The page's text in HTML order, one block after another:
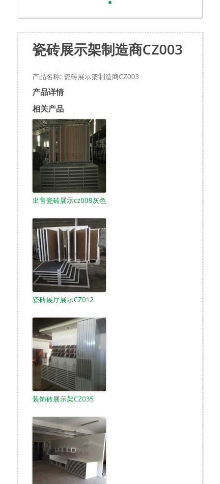
瓷砖展示架制造商CZ003
产品名称: 瓷砖展示架制造商CZ003
产品详情
相关产品
出售瓷砖展示cz008灰色
瓷砖展厅展示CZ012
装饰砖展示架CZ035